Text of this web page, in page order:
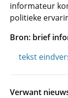
informateur
politieke
Bron: brief
tekst
Verwant